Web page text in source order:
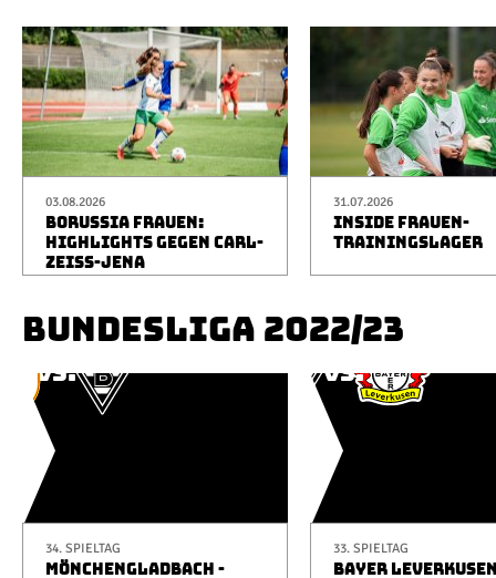
03.08.2026
BORUSSIA FRAUEN:
HIGHLIGHTS GEGEN CARL-
ZEISS-JENA
31.07.2026
INSIDE FRAUEN-
TRAININGSLAGER
BUNDESLIGA 2022/23
34. SPIELTAG
MÖNCHENGLADBACH -
33. SPIELTAG
BAYER